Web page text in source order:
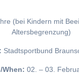
(bei Kindern mit
Altersbegrenzung)
Stadtsportbund
When: 02. – 03.